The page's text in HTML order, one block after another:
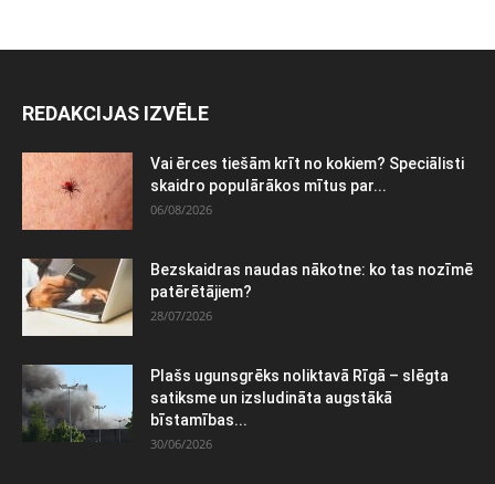
REDAKCIJAS IZVĒLE
Vai ērces tiešām krīt no kokiem? Speciālisti
skaidro populārākos mītus par...
06/08/2026
Bezskaidras naudas nākotne: ko tas nozīmē
patērētājiem?
28/07/2026
Plašs ugunsgrēks noliktavā Rīgā – slēgta
satiksme un izsludināta augstākā
bīstamības...
30/06/2026